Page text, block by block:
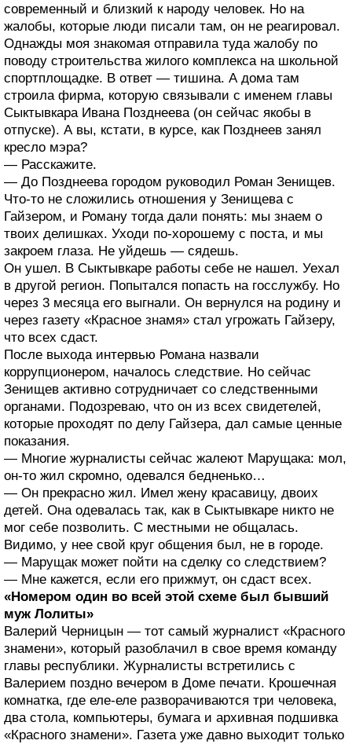
современный и близкий к народу человек. Но на
жалобы, которые люди писали там, он не реагировал.
Однажды моя знакомая отправила туда жалобу по
поводу строительства жилого комплекса на школьной
спортплощадке. В ответ — тишина. А дома там
строила фирма, которую связывали с именем главы
Сыктывкара Ивана Позднеева (он сейчас якобы в
отпуске). А вы, кстати, в курсе, как Позднеев занял
кресло мэра?
— Расскажите.
— До Позднеева городом руководил Роман Зенищев.
Что-то не сложились отношения у Зенищева с
Гайзером, и Роману тогда дали понять: мы знаем о
твоих делишках. Уходи по-хорошему с поста, и мы
закроем глаза. Не уйдешь — сядешь.
Он ушел. В Сыктывкаре работы себе не нашел. Уехал
в другой регион. Попытался попасть на госслужбу. Но
через 3 месяца его выгнали. Он вернулся на родину и
через газету «Красное знамя» стал угрожать Гайзеру,
что всех сдаст.
После выхода интервью Романа назвали
коррупционером, началось следствие. Но сейчас
Зенищев активно сотрудничает со следственными
органами. Подозреваю, что он из всех свидетелей,
которые проходят по делу Гайзера, дал самые ценные
показания.
— Многие журналисты сейчас жалеют Марущака: мол,
он-то жил скромно, одевался бедненько…
— Он прекрасно жил. Имел жену красавицу, двоих
детей. Она одевалась так, как в Сыктывкаре никто не
мог себе позволить. С местными не общалась.
Видимо, у нее свой круг общения был, не в городе.
— Марущак может пойти на сделку со следствием?
— Мне кажется, если его прижмут, он сдаст всех.
«Номером один во всей этой схеме был бывший
муж Лолиты»
Валерий Черницын — тот самый журналист «Красного
знамени», который разоблачил в свое время команду
главы республики. Журналисты встретились с
Валерием поздно вечером в Доме печати. Крошечная
комнатка, где еле-еле разворачиваются три человека,
два стола, компьютеры, бумага и архивная подшивка
«Красного знамени». Газета уже давно выходит только